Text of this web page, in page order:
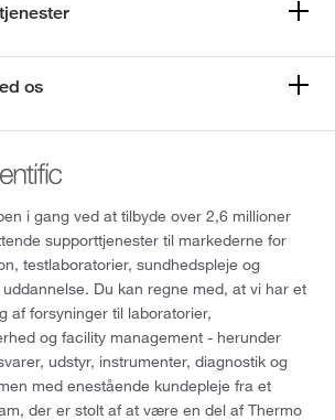
os
i gang ved at tilbyde over 2,6 millioner
supporttjenester til markederne for
testlaboratorier, sundhedspleje og
Du kan regne med, at vi har et
af forsyninger til laboratorier,
og facility management - herunder
udstyr, instrumenter, diagnostik og
med enestående kundepleje fra et
der er stolt af at være en del af Thermo